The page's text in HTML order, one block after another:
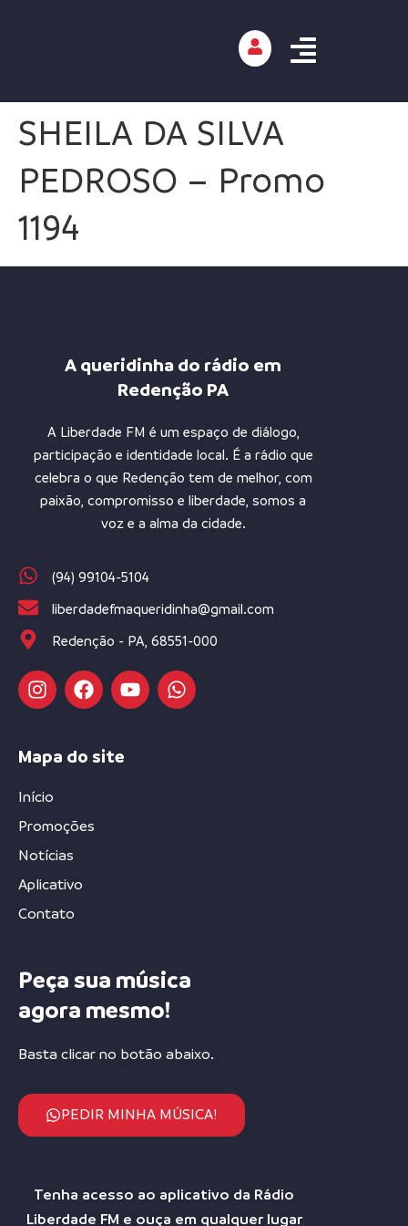
SHEILA DA SILVA
PEDROSO – Promo
1194
A queridinha do rádio em
Redenção PA
A Liberdade FM é um espaço de diálogo,
participação e identidade local. É a rádio que
celebra o que Redenção tem de melhor, com
paixão, compromisso e liberdade, somos a
voz e a alma da cidade.
(94) 99104-5104
liberdadefmaqueridinha@gmail.com
Redenção - PA, 68551-000
Mapa do site
Início
Promoções
Notícias
Aplicativo
Contato
Peça sua música
agora mesmo!
Basta clicar no botão abaixo.
PEDIR MINHA MÚSICA!
Tenha acesso ao aplicativo da Rádio
Liberdade FM e ouça em qualquer lugar